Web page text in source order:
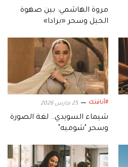
مروة الهاشمي: بين صهوة
الخيل وسحر «برادا»
#أناقتك 25 مارس 2026
شيماء السويدي.. لغة الصورة
وسحر "شوميه"